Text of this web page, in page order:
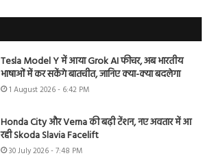
Tesla Model Y में आया Grok AI फीचर, अब भारतीय
भाषाओं में कर सकेंगे बातचीत, जानिए क्या-क्या बदलेगा
1 August 2026 - 6:42 PM
Honda City और Verna की बढ़ी टेंशन, नए अवतार में आ
रही Skoda Slavia Facelift
30 July 2026 - 7:48 PM